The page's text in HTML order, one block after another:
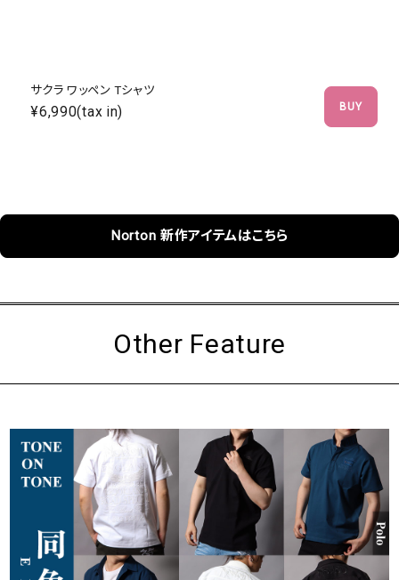
サクラ ワッペン Tシャツ
¥6,990(tax in) BUY
Norton 新作アイテムはこちら
Other Feature